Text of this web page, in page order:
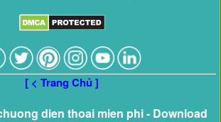
[ < Trang Chủ ]
dien thoai mien phi - Download